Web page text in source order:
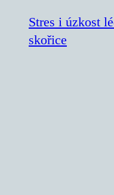
Stres i úzkost
skořice